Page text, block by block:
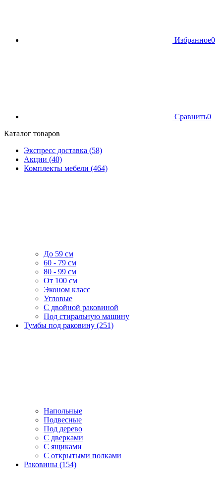
Избранное0
Сравнить0
Каталог товаров
Экспресс доставка (58)
Акции (40)
Комплекты мебели (464)
До 59 см
60 - 79 см
80 - 99 см
От 100 см
Эконом класс
Угловые
С двойной раковиной
Под стиральную машину
Тумбы под раковину (251)
Напольные
Подвесные
Под дерево
С дверками
С ящиками
С открытыми полками
Раковины (154)